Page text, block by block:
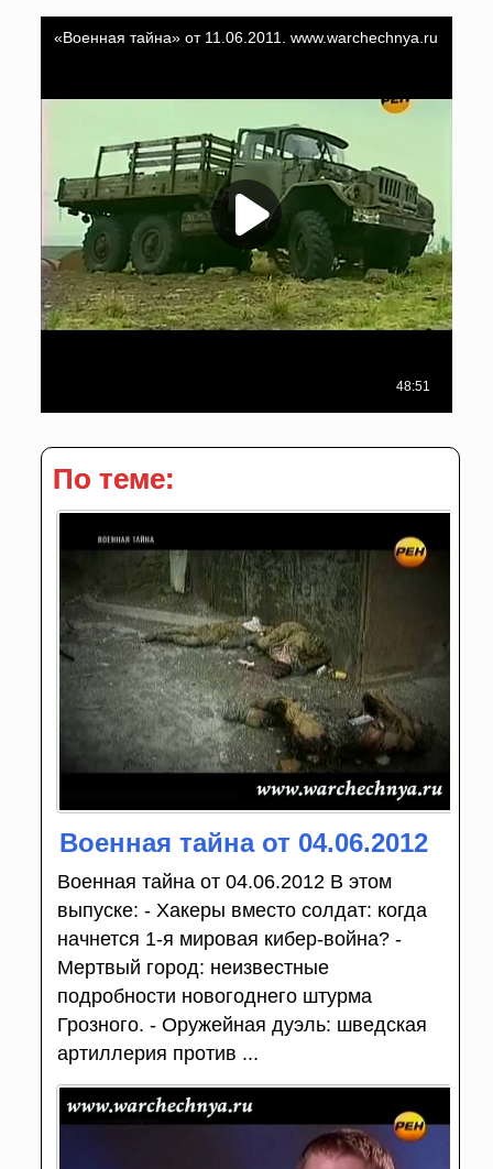
По теме:
Военная тайна от 04.06.2012
Военная тайна от 04.06.2012 В этом
выпуске: - Хакеры вместо солдат: когда
начнется 1-я мировая кибер-война? -
Мертвый город: неизвестные
подробности новогоднего штурма
Грозного. - Оружейная дуэль: шведская
артиллерия против ...